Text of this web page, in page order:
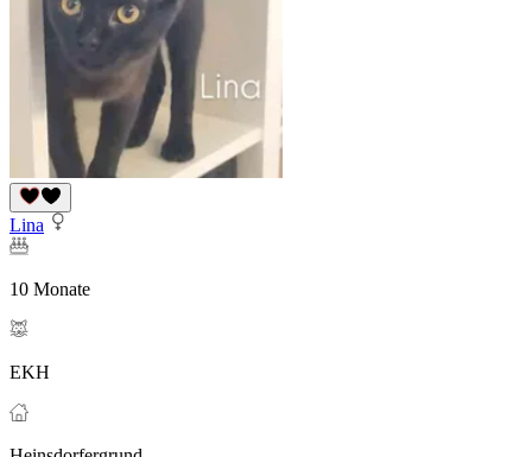
Lina
10 Monate
EKH